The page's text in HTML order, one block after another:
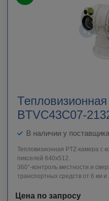
BTVC43C07-
В наличии у поставщика
Тепловизионная PTZ-камера с
пикселей 640x512.
360°-контроль местности и
транспортных средств от 6 км
Цена по запросу